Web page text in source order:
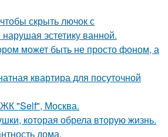
скрыть лючок с
эстетику ванной.
может быть не просто фоном, а
квартира для посуточной
"Self", Москва.
которая обрела вторую жизнь.
дома.